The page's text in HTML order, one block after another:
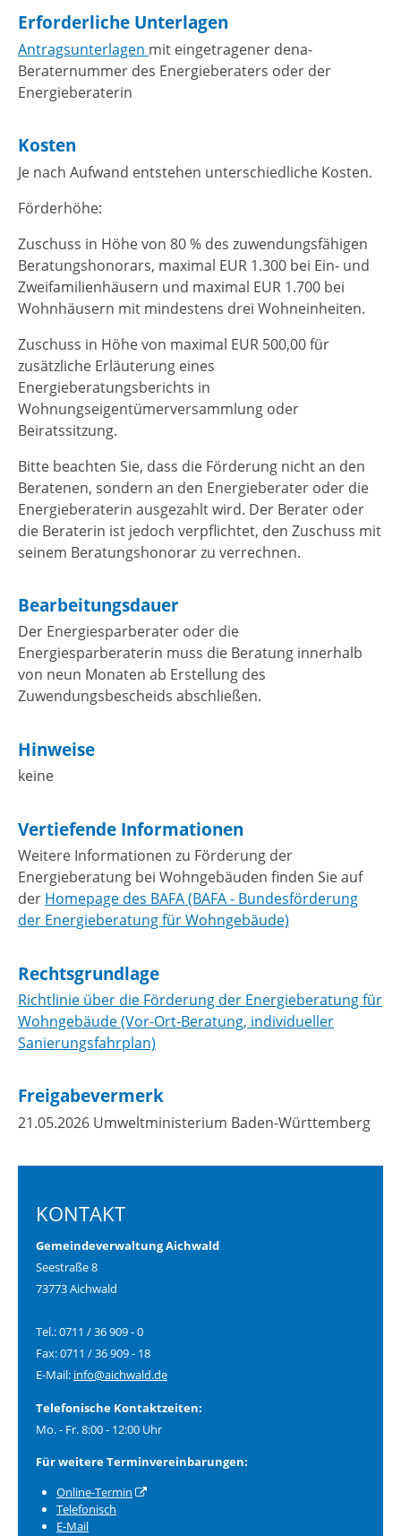
Erforderliche Unterlagen
Antragsunterlagen mit eingetragener dena-
Beraternummer des Energieberaters oder der
Energieberaterin
Kosten
Je nach Aufwand entstehen unterschiedliche Kosten.
Förderhöhe:
Zuschuss in Höhe von 80 % des zuwendungsfähigen
Beratungshonorars, maximal EUR 1.300 bei Ein- und
Zweifamilienhäusern und maximal EUR 1.700 bei
Wohnhäusern mit mindestens drei Wohneinheiten.
Zuschuss in Höhe von maximal EUR 500,00 für
zusätzliche Erläuterung eines
Energieberatungsberichts in
Wohnungseigentümerversammlung oder
Beiratssitzung.
Bitte beachten Sie, dass die Förderung nicht an den
Beratenen, sondern an den Energieberater oder die
Energieberaterin ausgezahlt wird. Der Berater oder
die Beraterin ist jedoch verpflichtet, den Zuschuss mit
seinem Beratungshonorar zu verrechnen.
Bearbeitungsdauer
Der Energiesparberater oder die
Energiesparberaterin muss die Beratung innerhalb
von neun Monaten ab Erstellung des
Zuwendungsbescheids abschließen.
Hinweise
keine
Vertiefende Informationen
Weitere Informationen zu Förderung der
Energieberatung bei Wohngebäuden finden Sie auf
der Homepage des BAFA (BAFA - Bundesförderung
der Energieberatung für Wohngebäude)
Rechtsgrundlage
Richtlinie über die Förderung der Energieberatung für
Wohngebäude (Vor-Ort-Beratung, individueller
Sanierungsfahrplan)
Freigabevermerk
21.05.2026 Umweltministerium Baden-Württemberg
KONTAKT
Gemeindeverwaltung Aichwald
Seestraße 8
73773 Aichwald
Tel.: 0711 / 36 909 - 0
Fax: 0711 / 36 909 - 18
E-Mail: info@aichwald.de
Telefonische Kontaktzeiten:
Mo. - Fr. 8:00 - 12:00 Uhr
Für weitere Terminvereinbarungen:
Online-Termin
Telefonisch
E-Mail